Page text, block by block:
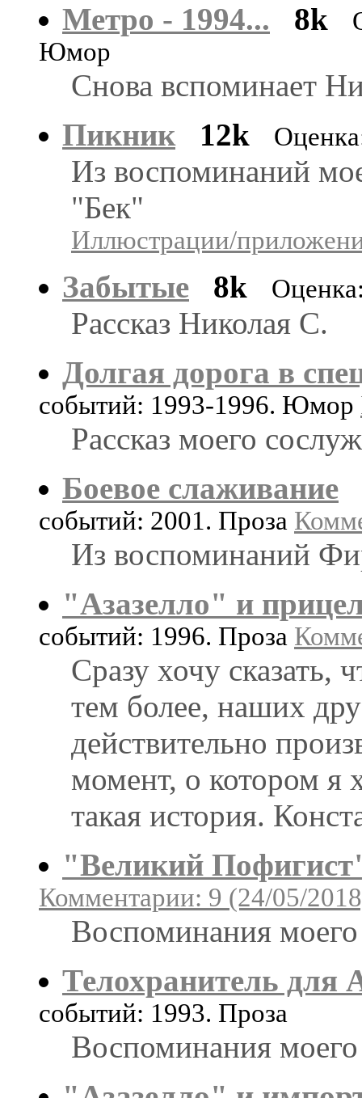
Метро - 1994...
8k
Юмор
Снова вспоминает
Пикник
12k
Из воспоминаний
"Бек"
Иллюстрации/
Забытые 8k
Рассказ Николая С.
Долгая дорога в
событий: 1993-1996. Юмор
Рассказ моего
Боевое слаживание
событий: 2001. Проза
Из воспоминаний
"Азазелло" и
событий: 1996. Проза
Сразу хочу сказать,
тем более, наших
действительно
момент, о котором я
такая история.
"Великий
Комментарии: 9 (24/05/
Воспоминания моего
Телохранитель для
событий: 1993. Проза
Воспоминания